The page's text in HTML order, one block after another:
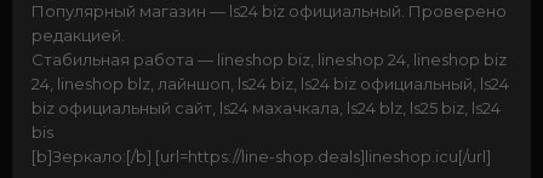
Популярный магазин — ls24 biz официальный. Проверено
редакцией.
Стабильная работа — lineshop biz, lineshop 24, lineshop biz
24, lineshop blz, лайншоп, ls24 biz, ls24 biz официальный, ls24
biz официальный сайт, ls24 махачкала, ls24 blz, ls25 biz, ls24
bis
[b]Зеркало:[/b] [url=https://line-shop.deals]lineshop.icu[/url]